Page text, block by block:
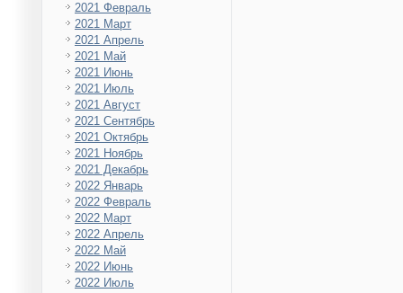
2021 Февраль
2021 Март
2021 Апрель
2021 Май
2021 Июнь
2021 Июль
2021 Август
2021 Сентябрь
2021 Октябрь
2021 Ноябрь
2021 Декабрь
2022 Январь
2022 Февраль
2022 Март
2022 Апрель
2022 Май
2022 Июнь
2022 Июль